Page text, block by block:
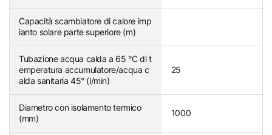
Capacità scambiatore di calore imp
ianto solare parte superiore (m)
Tubazione acqua calda a 65 °C di t
emperatura accumulatore/acqua c
alda sanitaria 45° (l/min)
25
Diametro con isolamento termico
(mm)
1000